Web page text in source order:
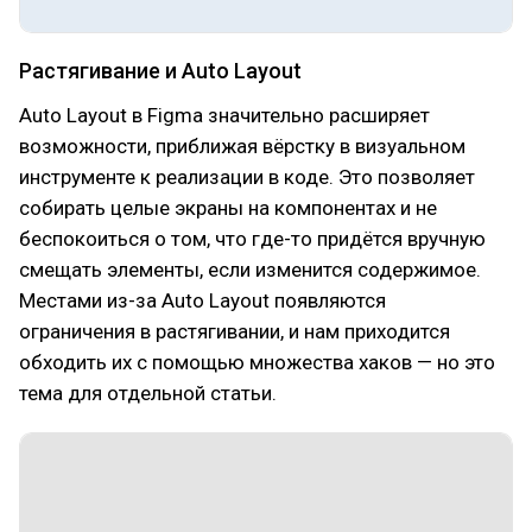
Растягивание и Auto Layout
Auto Layout в Figma значительно расширяет
возможности, приближая вёрстку в визуальном
инструменте к реализации в коде. Это позволяет
собирать целые экраны на компонентах и не
беспокоиться о том, что где-то придётся вручную
смещать элементы, если изменится содержимое.
Местами из-за Auto Layout появляются
ограничения в растягивании, и нам приходится
обходить их с помощью множества хаков — но это
тема для отдельной статьи.